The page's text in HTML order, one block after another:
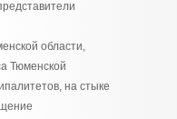
области,
Тюменской
на стыке